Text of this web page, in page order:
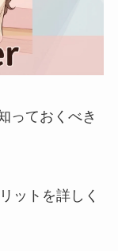
っておくべき
ットを詳しく